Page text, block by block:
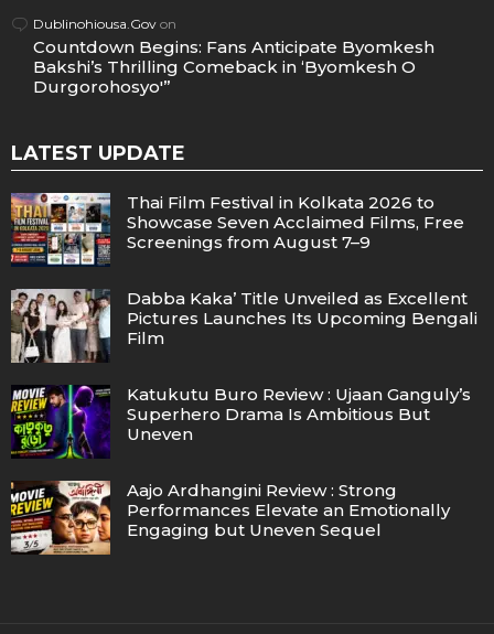
Dublinohiousa.Gov on
Countdown Begins: Fans Anticipate Byomkesh
Bakshi’s Thrilling Comeback in ‘Byomkesh O
Durgorohosyo'”
LATEST UPDATE
Thai Film Festival in Kolkata 2026 to
Showcase Seven Acclaimed Films, Free
Screenings from August 7–9
Dabba Kaka’ Title Unveiled as Excellent
Pictures Launches Its Upcoming Bengali
Film
Katukutu Buro Review : Ujaan Ganguly’s
Superhero Drama Is Ambitious But
Uneven
Aajo Ardhangini Review : Strong
Performances Elevate an Emotionally
Engaging but Uneven Sequel